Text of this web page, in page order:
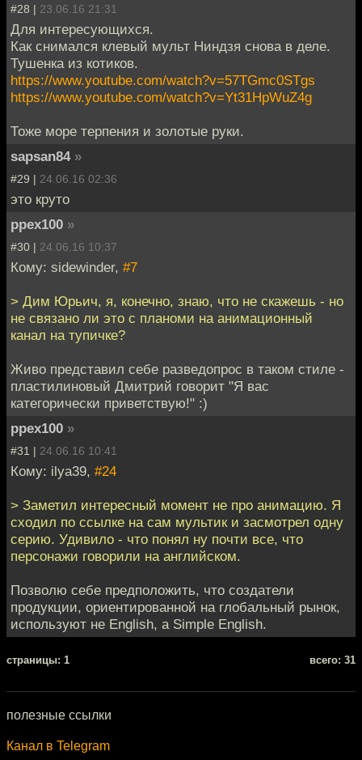
#28 | 23.06.16 21:31
Для интересующихся.
Как снимался клевый мульт Ниндзя снова в деле.
Тушенка из котиков.
https://www.youtube.com/watch?v=57TGmc0STgs
https://www.youtube.com/watch?v=Yt31HpWuZ4g
Тоже море терпения и золотые руки.
sapsan84 »
#29 | 24.06.16 02:36
это круто
ppex100 »
#30 | 24.06.16 10:37
Кому: sidewinder, #7
> Дим Юрьич, я, конечно, знаю, что не скажешь - но
не связано ли это с планоми на анимационный
канал на тупичке?
Живо представил себе разведопрос в таком стиле -
пластилиновый Дмитрий говорит "Я вас
категорически приветствую!" :)
ppex100 »
#31 | 24.06.16 10:41
Кому: ilya39, #24
> Заметил интересный момент не про анимацию. Я
сходил по ссылке на сам мультик и засмотрел одну
серию. Удивило - что понял ну почти все, что
персонажи говорили на английском.
Позволю себе предположить, что создатели
продукции, ориентированной на глобальный рынок,
используют не English, а Simple English.
cтраницы: 1 всего: 31
полезные ссылки
Канал в Telegram